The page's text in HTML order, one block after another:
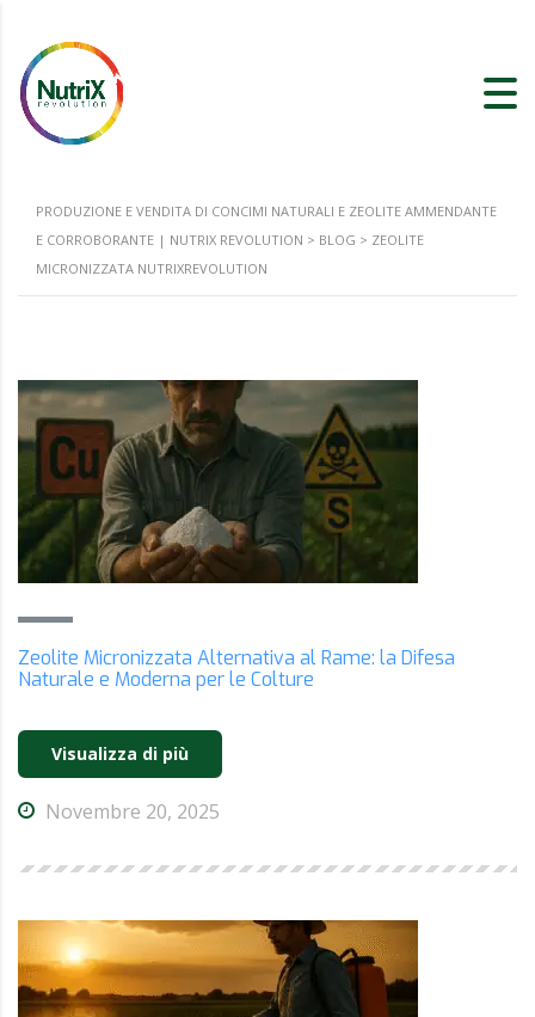
PRODUZIONE E VENDITA DI CONCIMI NATURALI E ZEOLITE AMMENDANTE
E CORROBORANTE | NUTRIX REVOLUTION > BLOG > ZEOLITE
MICRONIZZATA NUTRIXREVOLUTION
Zeolite Micronizzata Alternativa al Rame: la Difesa
Naturale e Moderna per le Colture
Visualizza di più
Novembre 20, 2025